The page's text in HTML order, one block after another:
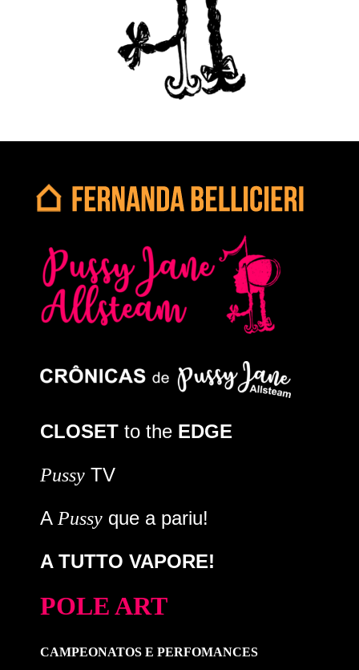
CLOSET to the EDGE
Pussy TV
A Pussy que a pariu!
A TUTTO VAPORE!
POLE ART
CAMPEONATOS E PERFOMANCES